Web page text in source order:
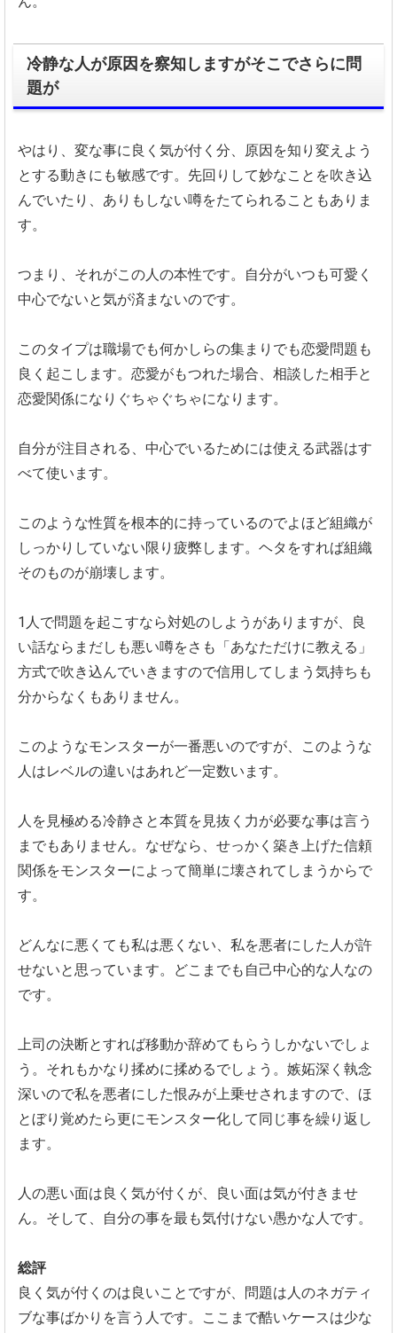
冷静な人が原因を察知しますがそこでさらに問
題が
やはり、変な事に良く気が付く分、 原因を知り変えよう
とする動きにも敏感です。 先回りして妙なことを吹き込
んでいたり、 ありもしない噂をたてられることもありま
す。
つまり、それがこの人の本性です。
自分がいつも可愛く
中心でないと気が済まないのです。
このタイプは職場でも何かしらの集まりでも恋愛問題も
良く起こし ます。恋愛がもつれた場合、 相談した相手と
恋愛関係になりぐちゃぐちゃになります。
自分が注目される、 中心でいるためには使える武器はす
べて使います。
このような性質を根本的に持っているのでよほど組織が
しっかりしていない限り疲弊します。 ヘタをすれば組織
そのものが崩壊します。
1人で問題を起こすなら対処のしようがありますが、
良
い話ならまだしも悪い噂をさも「あなただけに教える」
方式で吹き込んでいきますので信用してしまう気持ちも
分からなく もありません。
このようなモンスターが一番悪いのですが、
このような
人はレベルの違いはあれど一定数います。
人を見極める冷静さと本質を見抜く力が必要な事は言う
までもあり ません。なぜなら、 せっかく築き上げた信頼
関係をモンスターによって簡単に壊されて しまうからで
す。
どんなに悪くても私は悪くない、 私を悪者にした人が許
せないと思っています。
どこまでも自己中心的な人なの
です。
上司の決断とすれば移動か辞めてもらうしかないでしょ
う。 それもかなり揉めに揉めるでしょう。 嫉妬深く執念
深いので私を悪者にした恨みが上乗せされますので、 ほ
とぼり覚めたら更にモンスター化して同じ事を繰り返し
ます。
人の悪い面は良く気が付くが、良い面は気が付きませ
ん。そして、
自分の事を最も気付けない愚かな人です。
総評
良く気が付くのは良いことですが、 問題は人のネガティ
ブな事ばかりを言う人です。
ここまで酷いケースは少な